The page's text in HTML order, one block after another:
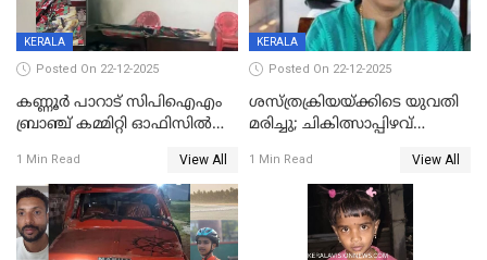
KERALA
Posted On 22-12-2025
കണ്ണൂർ പാറാട് സിപിഐഎം
ബ്രാഞ്ച് കമ്മിറ്റി ഓഫിസിൽ
ചിത്രങ്ങളടക്കം കത്തിയ
നിലയിൽ
1 Min Read View All
KERALA
Posted On 22-12-2025
ശസ്ത്രക്രിയയ്‌ക്കിടെ യുവതി
മരിച്ചു; ചികിത്സാപ്പിഴവ്
സംഭവം മാവേലിക്കരയിൽ
1 Min Read View All